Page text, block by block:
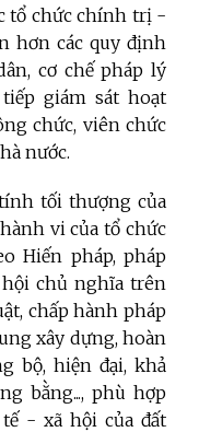
tổ chức chính trị -
hơn các quy định
cơ chế pháp lý
giám sát hoạt
chức, viên chức
nước.
tối thượng của
vi của tổ chức
Hiến pháp, pháp
hội chủ nghĩa trên
chấp hành pháp
xây dựng, hoàn
bộ, hiện đại, khả
bằng..., phù hợp
- xã hội của đất